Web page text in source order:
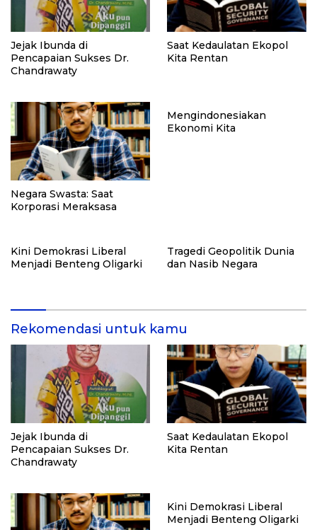
Jejak Ibunda di
Pencapaian Sukses Dr.
Chandrawaty
Saat Kedaulatan Ekopol
Kita Rentan
Negara Swasta: Saat
Korporasi Meraksasa
Mengindonesiakan
Ekonomi Kita
Kini Demokrasi Liberal
Menjadi Benteng Oligarki
Tragedi Geopolitik Dunia
dan Nasib Negara
Rekomendasi untuk kamu
Jejak Ibunda di
Pencapaian Sukses Dr.
Chandrawaty
Saat Kedaulatan Ekopol
Kita Rentan
Kini Demokrasi Liberal
Menjadi Benteng Oligarki